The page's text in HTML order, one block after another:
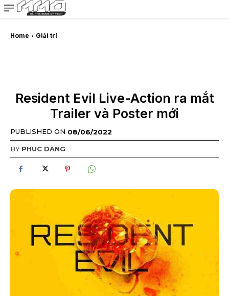
MMOSITE - Thông tin công nghệ
Bài viết nổi bật
Home Giải trí
Resident Evil Live-Action ra mắt
Trailer và Poster mới
PUBLISHED ON 08/06/2022
BY PHUC DANG